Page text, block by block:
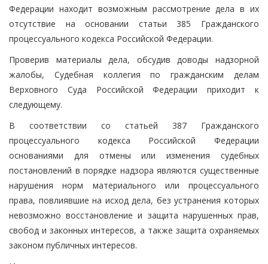
Федерации находит возможным рассмотрение дела в их
отсутствие на основании статьи 385 Гражданского
процессуального кодекса Российской Федерации.
Проверив материалы дела, обсудив доводы надзорной
жалобы, Судебная коллегия по гражданским делам
Верховного Суда Российской Федерации приходит к
следующему.
В соответствии со статьей 387 Гражданского
процессуального кодекса Российской Федерации
основаниями для отмены или изменения судебных
постановлений в порядке надзора являются существенные
нарушения норм материального или процессуального
права, повлиявшие на исход дела, без устранения которых
невозможно восстановление и защита нарушенных прав,
свобод и законных интересов, а также защита охраняемых
законом публичных интересов.